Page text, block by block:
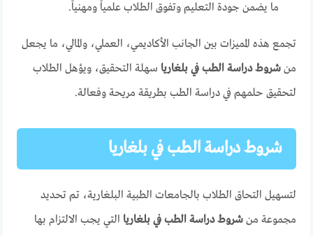
ما يضمن جودة التعليم وتفوق الطلاب علمياً ومهنياً.
تجمع هذه المميزات بين الجانب الأكاديمي، العملي، والمالي، ما يجعل
منشروط دراسة الطب في بلغاريا سهلة التحقيق، ويؤهل الطلاب
لتحقيق حلمهم في دراسة الطب بطريقة مريحة وفعالة.
شروط دراسة الطب في بلغاريا
لتسهيل التحاق الطلاب بالجامعات الطبية البلغارية، تم تحديد
مجموعة منشروط دراسة الطب في بلغاريا التي يجب الالتزام بها